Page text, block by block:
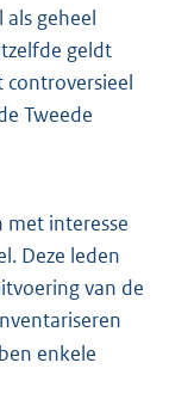
geheel
geldt
Tweede
met interesse
Deze leden
van de
enkele